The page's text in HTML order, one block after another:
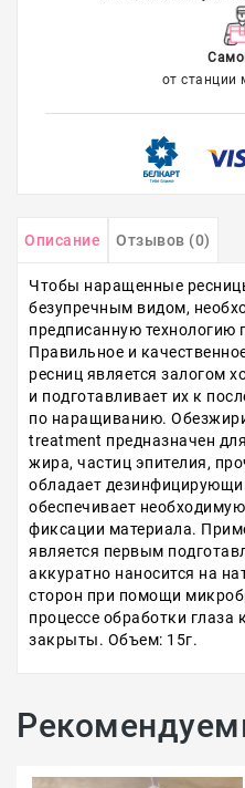
от станции
Описание Отзывов (0)
Чтобы наращенные
безупречным видом,
предписанную
Правильное и
ресниц является залогом
и подготавливает их к
по наращиванию.
treatment предназначен
жира, частиц эпителия,
обладает
обеспечивает
фиксации материала.
является первым
аккуратно наносится на
сторон при помощи
процессе обработки
закрыты. Объем: 15г.